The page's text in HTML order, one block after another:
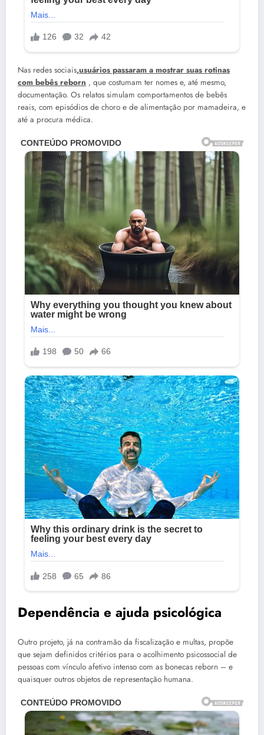
Nas redes sociais,usuários passaram a mostrar suas rotinas
com bebês reborn , que costumam ter nomes e, até mesmo,
documentação. Os relatos simulam comportamentos de bebês
reais, com episódios de choro e de alimentação por mamadeira, e
até a procura médica.
Dependência e ajuda psicológica
Outro projeto, já na contramão da fiscalização e multas, propõe
que sejam definidos critérios para o acolhimento psicossocial de
pessoas com vínculo afetivo intenso com as bonecas reborn – e
quaisquer outros objetos de representação humana.